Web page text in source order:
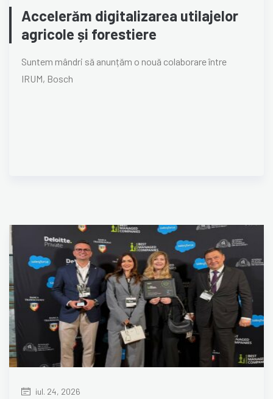
Accelerăm digitalizarea utilajelor
agricole și forestiere
Suntem mândri să anunțăm o nouă colaborare între
IRUM, Bosch
iul. 24, 2026